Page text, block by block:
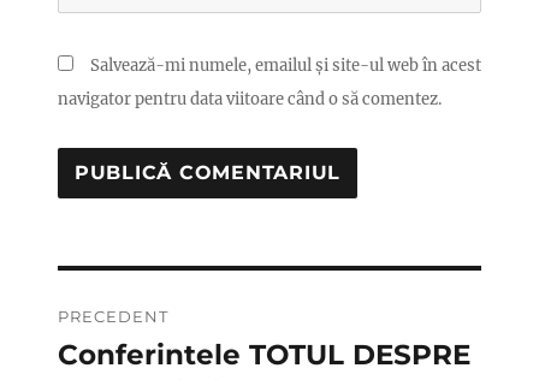
Salvează-mi numele, emailul și site-ul web în acest
navigator pentru data viitoare când o să comentez.
în
PRECEDENT
Articolul
Conferintele TOTUL DESPRE